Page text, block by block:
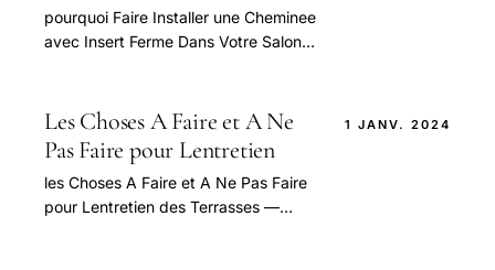
pourquoi Faire Installer une Cheminee
avec Insert Ferme Dans Votre Salon
Les Choses A Faire et A Ne
Pas Faire pour Lentretien
les Choses A Faire et A Ne Pas Faire
pour Lentretien des Terrasses —
1 JANV. 2024